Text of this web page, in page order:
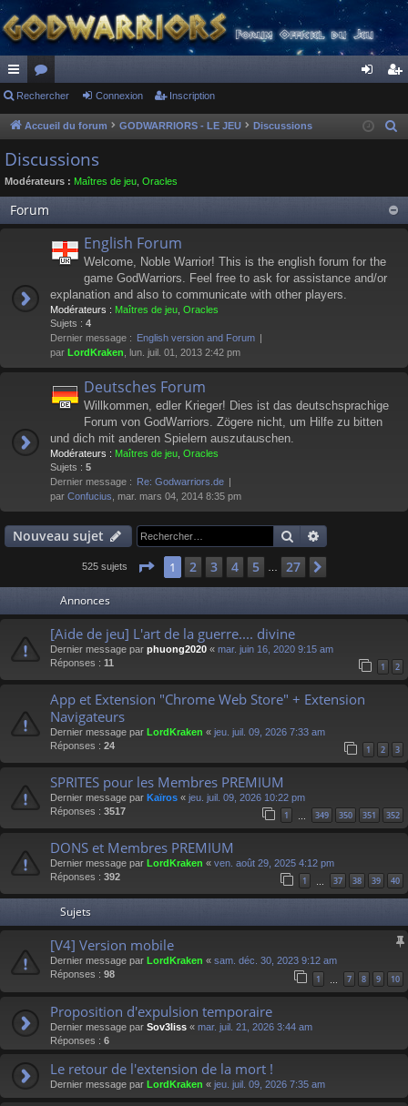
ac
co
ur
ci
s
or
u
s
ne cri
Rechercher Connexion Inscription
Accueil du forum GODWARRIORS - LE JEU Discussions
r
Discussions
Modérateurs : Maîtres de jeu Oracles
Forum
English Forum
Welcome, Noble Warrior! This is the english forum for the
game GodWarriors. Feel free to ask for assistance and/or
explanation and also to communicate with other players.
Modérateurs : Maîtres de jeu Oracles
Sujets : 4
Dernier message : English version and Forum
par LordKraken , lun. juil. 01, 2013 2:42 pm
Deutsches Forum
Willkommen, edler Krieger! Dies ist das deutschsprachige
Forum von GodWarriors. Zögere nicht, um Hilfe zu bitten
und dich mit anderen Spielern auszutauschen.
Modérateurs : Maîtres de jeu Oracles
Sujets : 5
Dernier message : Re: Godwarriors.de
par Confucius , mar. mars 04, 2014 8:35 pm
Nouveau sujet Rechercher
525 sujets Page 1sur 27
1 2 3 4 5 27
Annonces
[Aide de jeu] L'art de la guerre.... divine
Dernier message par phuong2020 « mar. juin 16, 2020 9:15 am
Réponses : 11 1 2
App et Extension "Chrome Web Store" + Extension
Navigateurs
Dernier message par LordKraken « jeu. juil. 09, 2026 7:33 am
Réponses : 24 1 2 3
SPRITES pour les Membres PREMIUM
Dernier message par Kaïros « jeu. juil. 09, 2026 10:22 pm
Réponses : 3517 1 … 349 350 351 352
DONS et Membres PREMIUM
Dernier message par LordKraken « ven. août 29, 2025 4:12 pm
Réponses : 392 1 … 37 38 39 40
Sujets
[V4] Version mobile
Dernier message par LordKraken « sam. déc. 30, 2023 9:12 am
Réponses : 98 1 7 8 9 10
Proposition d'expulsion temporaire
Dernier message par Sov3liss « mar. juil. 21, 2026 3:44 am
Réponses : 6
Le retour de l'extension de la mort !
Dernier message par LordKraken « jeu. juil. 09, 2026 7:35 am